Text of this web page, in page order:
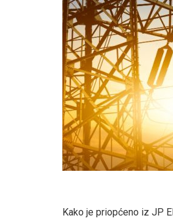
Kako je priopćeno iz JP